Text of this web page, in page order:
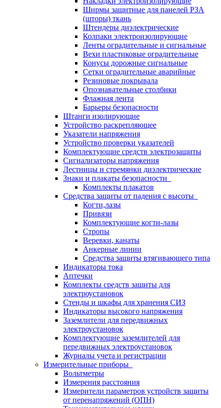
Ширмы защитные для панелей РЗА
(шторы) ткань
Штендеры диэлектрические
Колпаки электроизолирующие
Ленты оградительные и сигнальные
Вехи пластиковые оградительные
Конусы дорожные сигнальные
Сетки оградительные аварийные
Резиновые покрывала
Опознавательные столбики
Флажная лента
Барьеры безопасности
Штанги изолирующие
Устройство раскрепляющее
Указатели напряжения
Устройство проверки указателей
Комплектующие средств электрозащиты
Сигнализаторы напряжения
Лестницы и стремянки диэлектрические
Знаки и плакаты безопасности
Комплекты плакатов
Средства защиты от падения с высоты
Когти,лазы
Привязи
Комплектующие когти-лазы
Стропы
Веревки, канаты
Анкерные линии
Средства защиты втягивающего типа
Индикаторы тока
Аптечки
Комплекты средств защиты для
электроустановок
Стенды и шкафы для хранения СИЗ
Индикаторы высокого напряжения
Заземлители для передвижных
электроустановок
Комплектующие заземлителей для
передвижных электроустановок
Журналы учета и регистрации
Измерительные приборы
Вольтметры
Измерения расстояния
Измерители параметров устройств защиты
от перенапряжений (ОПН)